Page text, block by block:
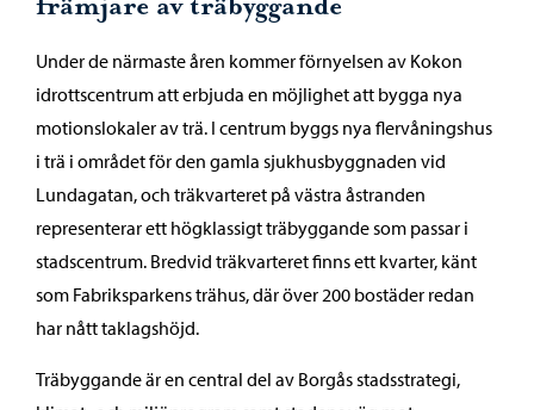
främjare av träbyggande
Under de närmaste åren kommer förnyelsen av Kokon
idrottscentrum att erbjuda en möjlighet att bygga nya
motionslokaler av trä. I centrum byggs nya flervåningshus
i trä i området för den gamla sjukhusbyggnaden vid
Lundagatan, och träkvarteret på västra åstranden
representerar ett högklassigt träbyggande som passar i
stadscentrum. Bredvid träkvarteret finns ett kvarter, känt
som Fabriksparkens trähus, där över 200 bostäder redan
har nått taklagshöjd.
Träbyggande är en central del av Borgås stadsstrategi,